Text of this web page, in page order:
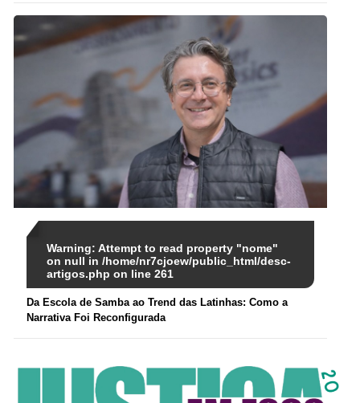
Warning: Attempt to read property "nome"
on null in /home/nr7cjoew/public_html/desc-
artigos.php on line 261
Da Escola de Samba ao Trend das Latinhas: Como a
Narrativa Foi Reconfigurada